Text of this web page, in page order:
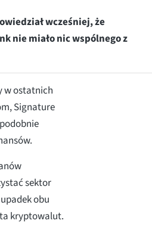
wcześniej, że
nie miało nic wspólnego z
w ostatnich
Signature
sektor
obu
kryptowalut.